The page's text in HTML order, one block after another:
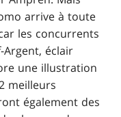
arrive à toute
les concurrents
éclair
une illustration
meilleurs
également des